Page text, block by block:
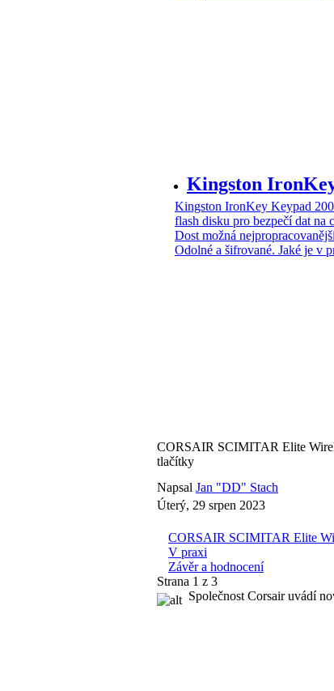
Kingston
Kingston IronKey Keypad
flash disku pro bezpečí dat na
Dost možná
Odolné a šifrované. Jaké je v
CORSAIR SCIMITAR Elite
tlačítky
Napsal Jan "DD" Stach
Úterý, 29 srpen 2023
CORSAIR SCIMITAR Elite
V praxi
Závěr a hodnocení
Strana 1 z 3
Společnost Corsair uvádí